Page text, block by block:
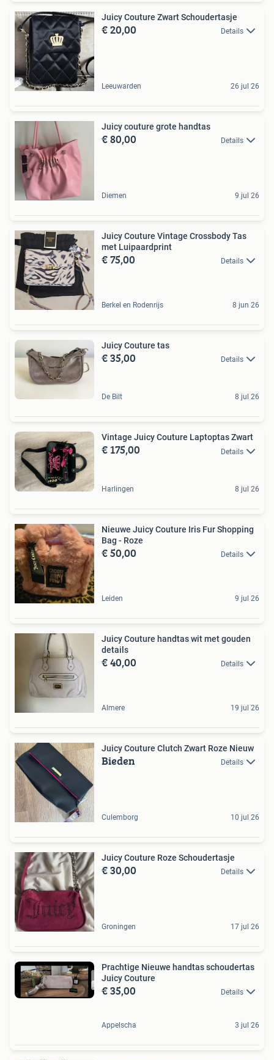
Juicy Couture Zwart Schoudertasje
€ 20,00 Details
Leeuwarden 26 jul 26
Juicy couture grote handtas
€ 80,00 Details
Diemen 9 jul 26
Juicy Couture Vintage Crossbody Tas
met Luipaardprint
€ 75,00 Details
Berkel en Rodenrijs 8 jun 26
Juicy Couture tas
€ 35,00 Details
De Bilt 8 jul 26
Vintage Juicy Couture Laptoptas Zwart
€ 175,00 Details
Harlingen 8 jul 26
Nieuwe Juicy Couture Iris Fur Shopping
Bag - Roze
€ 50,00 Details
Leiden 9 jul 26
Juicy Couture handtas wit met gouden
details
€ 40,00 Details
Almere 19 jul 26
Juicy Couture Clutch Zwart Roze Nieuw
Bieden Details
Culemborg 10 jul 26
Juicy Couture Roze Schoudertasje
€ 30,00 Details
Groningen 17 jul 26
Prachtige Nieuwe handtas schoudertas
Juicy Couture
€ 35,00 Details
Appelscha 3 jul 26